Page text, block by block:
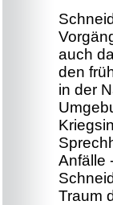
auch
den
in der
Anfälle
Traum